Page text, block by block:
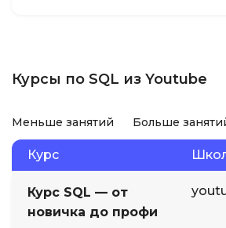
Курсы по SQL из Youtube
Меньше занятий Больше
Курс
Курс SQL — от
новичка до профи